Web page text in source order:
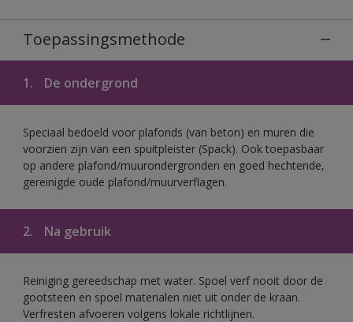
Toepassingsmethode
1. De ondergrond
Speciaal bedoeld voor plafonds (van beton) en muren die
voorzien zijn van een spuitpleister (Spack). Ook toepasbaar
op andere plafond/muurondergronden en goed hechtende,
gereinigde oude plafond/muurverflagen.
2. Na gebruik
Reiniging gereedschap met water. Spoel verf nooit door de
gootsteen en spoel materialen niet uit onder de kraan.
Verfresten afvoeren volgens lokale richtlijnen.